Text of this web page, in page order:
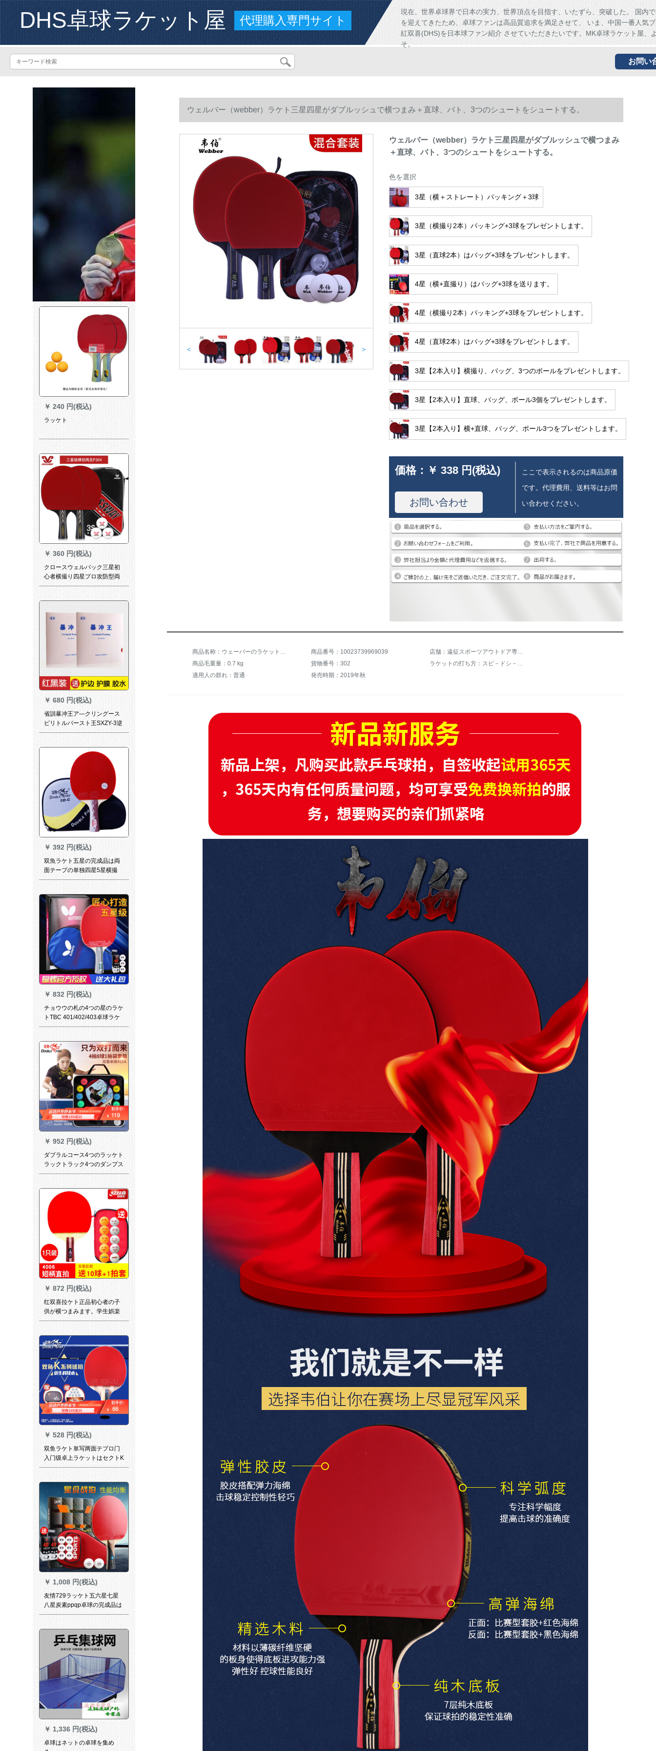
DHS卓球ラケット屋 代理購入専門サイト
現在、世界卓球界で日本の実力、世界頂点を目指す、いたずら、突破した。 国内
を迎えてきたため、卓球ファンは高品質追求を満足させて、 いま、中国一番人気
紅双喜(DHS)を日本球ファン紹介 させていただきたいです。MK卓球ラケット屋、
そ。
お問い
￥ 240 円(税込)
ラッケト
￥ 360 円(税込)
クロースウェルバック三星初
心者横撮り四星プロ攻防型両
面テープを学生に向けてテー
￥ 680 円(税込)
省訓暴冲王ア—クリングース
ピリトルバースト王SXZY-3逆
ゴムピンボールゴム2錠+接着
￥ 392 円(税込)
双魚ラケト五星の完成品は両
面テープの単独四星5星横撮
り/長い柄をつまみます。
￥ 832 円(税込)
チョウウの札の4つの星のラケ
トTBC 401/402/403卓球ラケ
ットの4つの星の卓球の完成品
（横になった）の长い柄を
た。
￥ 952 円(税込)
ダブラルコース4つのラッケト
ラックトラック4つのダンプス
ポーツスポーツスポーツ416 A
ックス8つのセト
￥ 872 円(税込)
红双喜拉ケト正品初心者の子
供が横つまみます。学生娯楽
级の専门レベルの卓球は4006
トは10球1セをプロにしま
す。
￥ 528 円(税込)
双鱼ラケト単写两面テプロ门
入门级卓上ラケットはセクトK
5直写を含む。
￥ 1,008 円(税込)
友情729ラッケト五六星七星
八星炭素ppqp卓球の完成品は
両面テストをします。学生の
します。シングは6星の横撮り
+プレゼ用のバーグをつまみま
￥ 1,336 円(税込)
卓球はネットの卓球を集め
ウェルバー（webber）ラケト三星四星がダブルッシュで横つまみ＋直球、バト、3つのシュートをシュートする。
< >
ウェルバー（webber）ラケト三星四星がダブルッシュで横つまみ
＋直球、バト、3つのシュートをシュートする。
色を選択
3星（横＋ストレート）パッキング＋3球
3星（横撮り2本）パッキング+3球をプレゼントします。
3星（直球2本）はバッグ+3球をプレゼントします。
4星（横+直撮り）はバッグ+3球を送ります。
4星（横撮り2本）パッキング+3球をプレゼントします。
4星（直球2本）はバッグ+3球をプレゼントします。
3星【2本入り】横撮り、バッグ、3つのボールをプレゼントします。
3星【2本入り】直球、バッグ、ボール3個をプレゼントします。
3星【2本入り】横+直球、バッグ、ボール3つをプレゼントします。
価格： ￥ 338 円(税込)
お問い合わせ
ここで表示されるのは商品原価
です。代理費用、送料等はお問
い合わせください。
商品番号：10023739969039
商品毛重量：0.7 kg
貨物番号：302
適用人の群れ：普通
発売時期：2019年秋